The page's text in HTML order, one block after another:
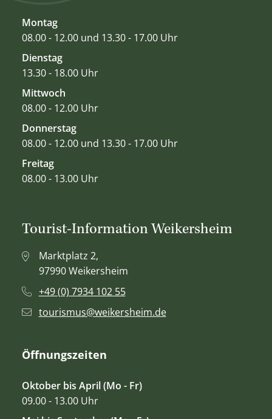
Montag
08.00 - 12.00 und 13.30 - 17.00 Uhr
Dienstag
13.30 - 18.00 Uhr
Mittwoch
08.00 - 12.00 Uhr
Donnerstag
08.00 - 12.00 und 13.30 - 17.00 Uhr
Freitag
08.00 - 13.00 Uhr
Tourist-Information Weikersheim
Marktplatz 2,
97990 Weikersheim
+49 (0) 7934 102 55
tourismus@weikersheim.de
Öffnungszeiten
Oktober bis April (Mo - Fr)
09.00 - 13.00 Uhr